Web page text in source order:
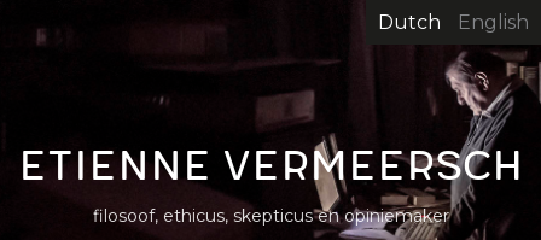
inhoud
gaan
Dutch English
Etienne Vermeersch
filosoof, ethicus, skepticus en opiniemaker